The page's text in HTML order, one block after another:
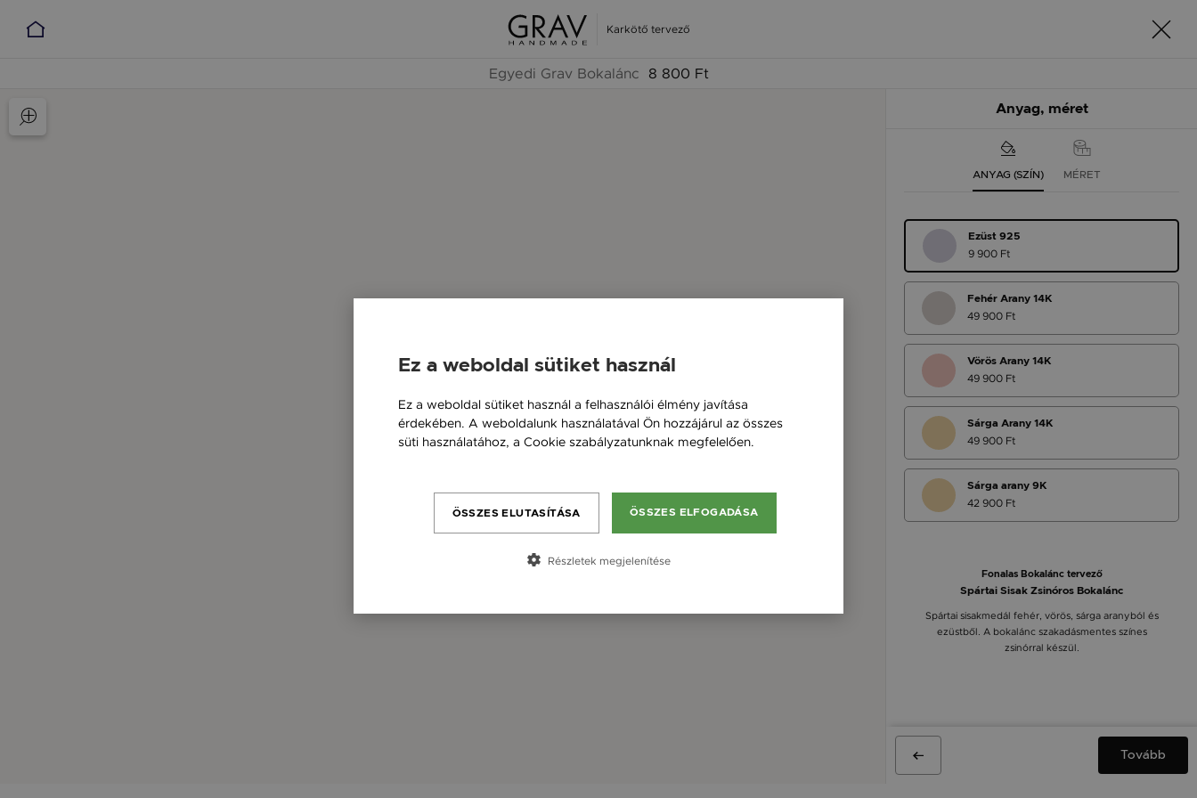
Karkötő tervező
Egyedi Grav Bokalánc 8 800 Ft
Anyag, méret
ANYAG (SZÍN) MÉRET
Ezüst 925
9 900 Ft
Fehér Arany 14K
49 900 Ft
Vörös Arany 14K
49 900 Ft
Sárga Arany 14K
49 900 Ft
Sárga arany 9K
42 900 Ft
Fonalas Bokalánc tervező
Spártai Sisak Zsinóros Bokalánc
Spártai sisakmedál fehér, vörös, sárga aranyból és
ezüstből. A bokalánc szakadásmentes színes
zsinórral készül.
Tovább
Ez a weboldal sütiket használ
Ez a weboldal sütiket használ a felhasználói élmény javítása
érdekében. A weboldalunk használatával Ön hozzájárul az összes
süti használatához, a Cookie szabályzatunknak megfelelően.
ÖSSZES ELFOGADÁSA
ÖSSZES ELUTASÍTÁSA
Részletek megjelenítése